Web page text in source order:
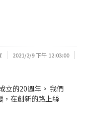
2021/2/9 下午 12:03:00
立的20週年。 我們
，在創新的路上絲